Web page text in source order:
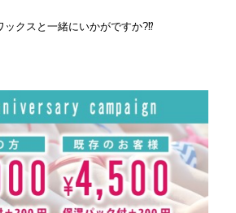
ックスと一緒にいかがですか?⁉️